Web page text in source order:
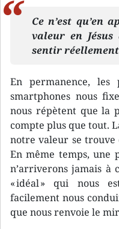
Ce n’est qu’en
valeur en
sentir réellement
En permanence,
smartphones nous
nous répètent que la
compte plus que tout.
notre valeur se trouve
En même temps, une
n’arriverons jamais à
« idéal » qui nous
facilement nous
que nous renvoie le